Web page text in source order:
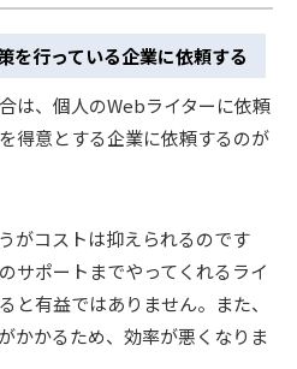
を行っている企業に依頼する
は、個人のWebライターに依頼
得意とする企業に依頼するのが
がコストは抑えられるのです
サポートまでやってくれるライ
と有益ではありません。また、
かかるため、効率が悪くなりま